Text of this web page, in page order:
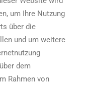
um Ihre Nutzung
über die
und um weitere
dem
Rahmen von